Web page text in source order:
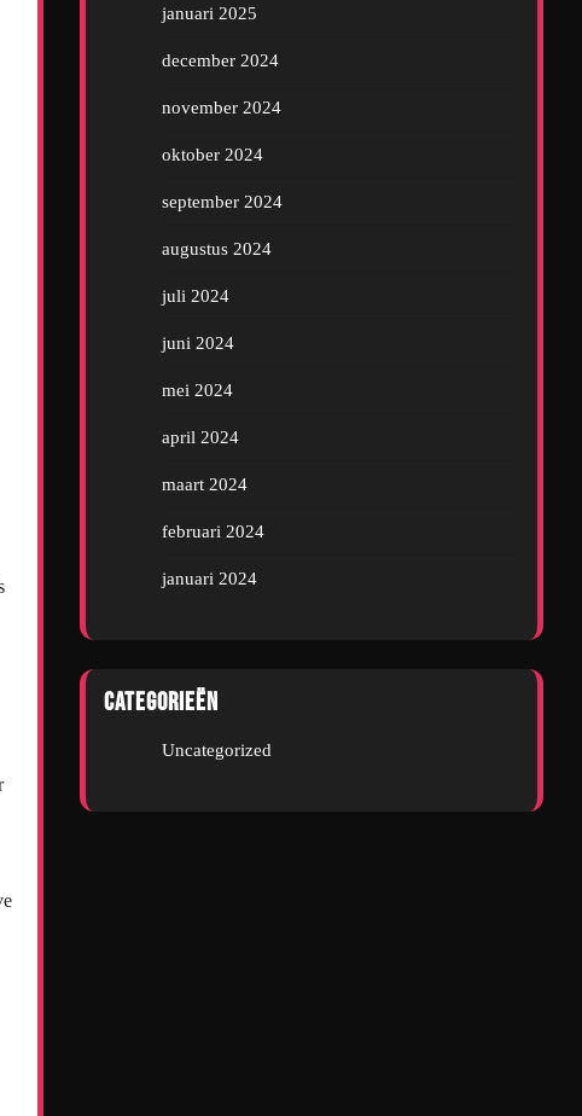
januari 2025
december 2024
november 2024
oktober 2024
september 2024
augustus 2024
juli 2024
juni 2024
mei 2024
april 2024
maart 2024
februari 2024
januari 2024
Categorieën
Uncategorized